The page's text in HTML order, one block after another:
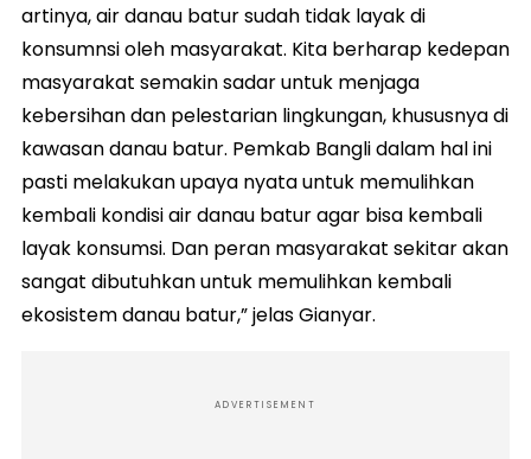
artinya, air danau batur sudah tidak layak di
konsumnsi oleh masyarakat. Kita berharap kedepan
masyarakat semakin sadar untuk menjaga
kebersihan dan pelestarian lingkungan, khususnya di
kawasan danau batur. Pemkab Bangli dalam hal ini
pasti melakukan upaya nyata untuk memulihkan
kembali kondisi air danau batur agar bisa kembali
layak konsumsi. Dan peran masyarakat sekitar akan
sangat dibutuhkan untuk memulihkan kembali
ekosistem danau batur,” jelas Gianyar.
ADVERTISEMENT